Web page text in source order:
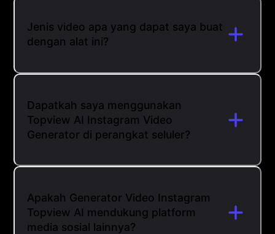
Jenis video apa yang dapat saya buat
dengan alat ini?
Dapatkah saya menggunakan
Topview AI Instagram Video
Generator di perangkat seluler?
Apakah Generator Video Instagram
Topview AI mendukung platform
media sosial lainnya?